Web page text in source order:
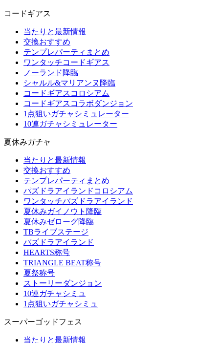
コードギアス
当たりと最新情報
交換おすすめ
テンプレパーティまとめ
ワンタッチコードギアス
ノーランド降臨
シャルル&マリアンヌ降臨
コードギアスコロシアム
コードギアスコラボダンジョン
1点狙いガチャシミュレーター
10連ガチャシミュレーター
夏休みガチャ
当たりと最新情報
交換おすすめ
テンプレパーティまとめ
パズドラアイランドコロシアム
ワンタッチパズドラアイランド
夏休みガイノウト降臨
夏休みゼローグ降臨
TBライブステージ
パズドラアイランド
HEARTS称号
TRIANGLE BEAT称号
夏祭称号
ストーリーダンジョン
10連ガチャシミュ
1点狙いガチャシミュ
スーパーゴッドフェス
当たりと最新情報